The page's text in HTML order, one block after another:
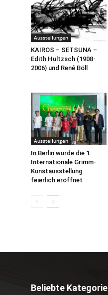
Ausstellungen
KAIROS – SETSUNA –
Edith Hultzsch (1908-
2006) und René Böll
Ausstellungen
In Berlin wurde die 1.
Internationale Grimm-
Kunstausstellung
feierlich eröffnet
Beliebte Kategorie